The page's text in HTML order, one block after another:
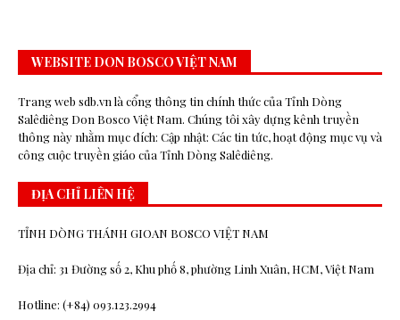
WEBSITE DON BOSCO VIỆT NAM
Trang web sdb.vn là cổng thông tin chính thức của Tỉnh Dòng
Salêdiêng Don Bosco Việt Nam. Chúng tôi xây dựng kênh truyền
thông này nhằm mục đích: Cập nhật: Các tin tức, hoạt động mục vụ và
công cuộc truyền giáo của Tỉnh Dòng Salêdiêng.
ĐỊA CHỈ LIÊN HỆ
TỈNH DÒNG THÁNH GIOAN BOSCO VIỆT NAM
Địa chỉ: 31 Đường số 2, Khu phố 8, phường Linh Xuân, HCM, Việt Nam
Hotline: (+84) 093.123.2994